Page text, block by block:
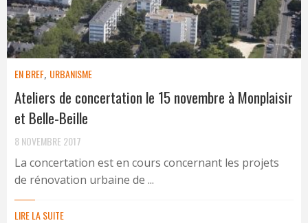
EN BREF, URBANISME
Ateliers de concertation le 15 novembre à Monplaisir
et Belle-Beille
8 NOVEMBRE 2017
La concertation est en cours concernant les projets
de rénovation urbaine de ...
LIRE LA SUITE